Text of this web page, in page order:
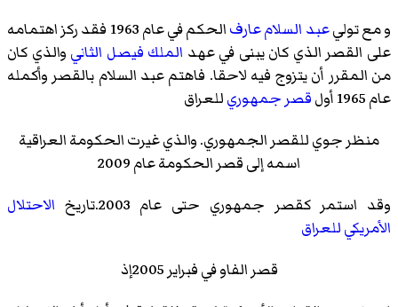
و مع توليعبد السلام عارف
الحكم في عام 1963 فقد ركز اهتمامه
على القصر الذي كان يبنى في عهد الملك فيصل الثاني والذي كان
من المقرر أن يتزوج فيه لاحقا. فاهتم عبد السلام بالقصر وأكمله
عام 1965 أول
قصر جمهوريللعراق
منظر جوي للقصر الجمهوري. والذي غيرت الحكومة العراقية
اسمه إلى قصر الحكومة عام 2009
وقد استمر كقصر جمهوري حتى عام 2003.تاريخ
الاحتلال
الأمريكي للعراق
قصر الفاو في فبراير 2005إذ